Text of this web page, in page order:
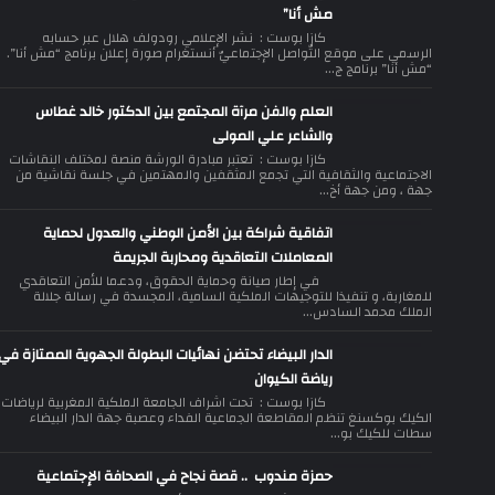
مش أنا”
كازا بوست : نشر الإعلامي رودولف هلال عبر حسابه
الرسمي على موقع التّواصل الإجتماعيّ أنستغرام صورة إعلان برنامج “مش أنا”.
“مش أنا” برنامج ج...
العلم والفن مرآة المجتمع بين الدكتور خالد غطاس
والشاعر علي المولى
كازا بوست : تعتبر مبادرة الورشة منصة لمختلف النقاشات
الاجتماعية والثقافية التي تجمع المثقفين والمهتمين في جلسة نقاشية من
جهة ، ومن جهة أخ...
اتفاقية شراكة بين الأمن الوطني والعدول لحماية
المعاملات التعاقدية ومحاربة الجريمة
في إطار صيانة وحماية الحقوق، ودعما للأمن التعاقدي
للمغاربة، و تنفيذا للتوجيهات الملكية السامية، المجسدة في رسالة جلالة
الملك محمد السادس...
الدار البيضاء تحتضن نهائيات البطولة الجهوية الممتازة في
رياضة الكيوان
كازا بوست : تحت اشراف الجامعة الملكية المغربية لرياضات
الكيك بوكسنغ تنظم المقاطعة الجماعية الفداء وعصبة جهة الدار البيضاء
سطات للكيك بو...
حمزة مندوب .. قصة نجاح في الصحافة الإجتماعية